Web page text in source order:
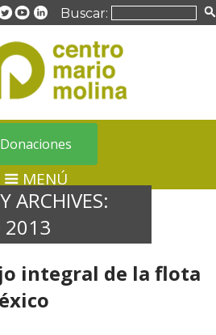
Buscar:
Donaciones
MENÚ
ARCHIVES:
2013
integral de la flota